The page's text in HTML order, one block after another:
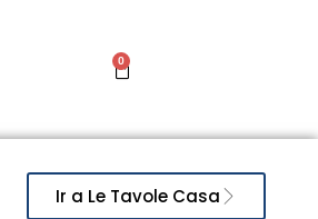
0
Ir a Le Tavole Casa